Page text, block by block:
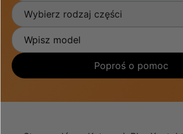
Wybierz rodzaj części
Poproś o pomoc